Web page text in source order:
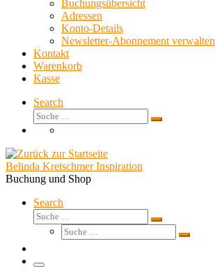
Buchungsübersicht
Adressen
Konto-Details
Newsletter-Abonnement verwalten
Kontakt
Warenkorb
Kasse
Search
Suche
Suche
Belinda Kretschmer Inspiration
Buchung und Shop
Search
Suche
Suche
Suche
Suche
Menü